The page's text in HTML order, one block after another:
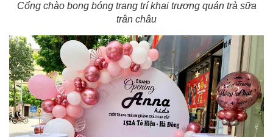
Cổng chào bong bóng trang trí khai trương quán trà sữa
trân châu